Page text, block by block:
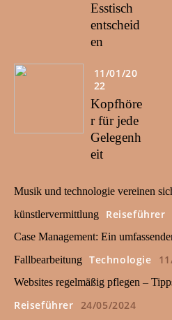
Esstisch
entscheid
en
11/01/20
22
Kopfhöre
r für jede
Gelegenh
eit
Musik und technologie vereinen
künstlervermittlung
Reiseführer
Case Management: Ein
Fallbearbeitung Technologie
Websites regelmäßig pflegen –
Reiseführer 24/05/2024